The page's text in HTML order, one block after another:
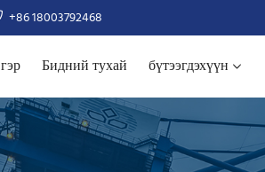
+86 18003792468
гэр Бидний тухай бүтээгдэхүүн